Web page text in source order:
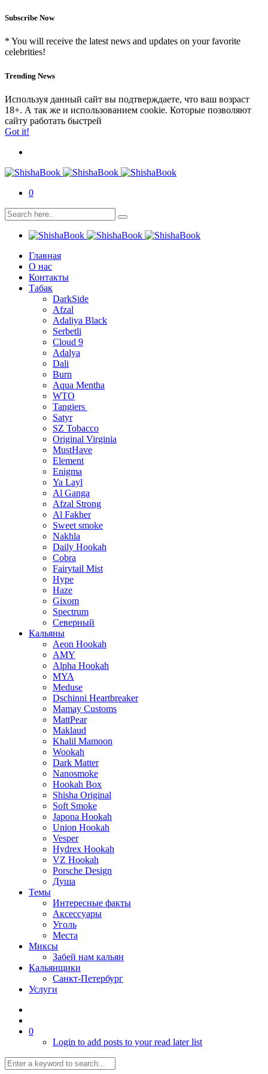
Subscribe Now
* You will receive the latest news and updates on your favorite
celebrities!
Trending News
Используя данный сайт вы подтверждаете, что ваш возраст
18+. А так же и использованием cookie. Которые позволяют
сайту работать быстрей
Got it!
0
Главная
О нас
Контакты
Табак
DarkSide
Afzal
Adaliya Black
Serbetli
Cloud 9
Adalya
Dali
Burn
Aqua Mentha
WTO
Tangiers
Satyr
SZ Tobacco
Original Virginia
MustHave
Element
Enigma
Ya Layl
Al Ganga
Afzal Strong
Al Fakher
Sweet smoke
Nakhla
Daily Hookah
Cobra
Fairytail Mist
Hype
Haze
Gixom
Spectrum
Северный
Кальяны
Aeon Hookah
AMY
Alpha Hookah
MYA
Meduse
Dschinni Heartbreaker
Mamay Customs
MattPear
Maklaud
Khalil Mamoon
Wookah
Dark Matter
Nanosmoke
Hookah Box
Shisha Original
Soft Smoke
Japona Hookah
Union Hookah
Vesper
Hydrex Hookah
VZ Hookah
Porsche Design
Душа
Темы
Интересные факты
Аксессуары
Уголь
Места
Миксы
Забей нам кальян
Кальянщики
Санкт-Петербург
Услуги
0
Login to add posts to your read later list